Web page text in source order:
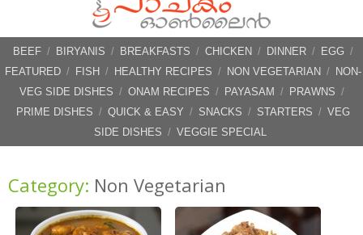
BEEF / BIRYANIS / BREAKFASTS / CHICKEN / DINNER / EGG /
FEATURED / FISH / HEALTHY RECIPES / NON VEGETARIAN / NON-
VEG SIDE DISHES / ONAM RECIPES / PAYASAM / PRAWNS /
PRIME DISHES / QUICK & EASY / SNACKS / STARTERS / VEG
SIDE DISHES / VEGGIE SPECIAL
Category: Non Vegetarian